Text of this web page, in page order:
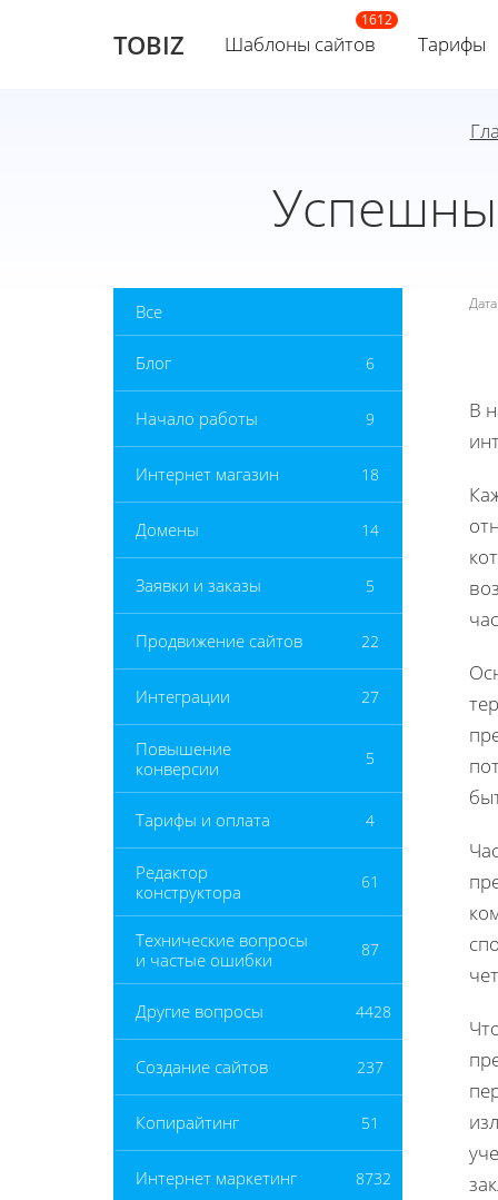
TOBIZ Шаблоны сайтов Тарифы
Все
Блог 6
Начало работы 9
Интернет магазин 18
Домены 14
Заявки и заказы 5
Продвижение сайтов 22
Интеграции 27
Повышение
конверсии
5
Тарифы и оплата 4
Редактор
конструктора
61
Технические вопросы
и частые ошибки
87
Другие вопросы 4428
Создание сайтов 237
Копирайтинг 51
Интернет маркетинг 8732
В